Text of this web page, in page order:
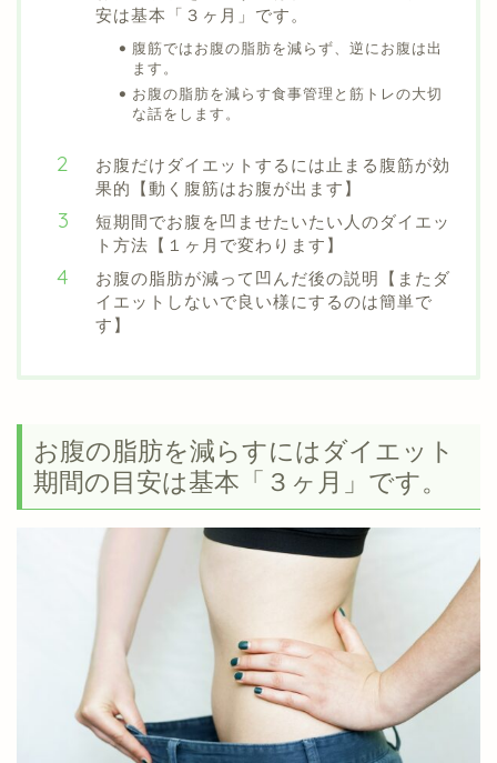
安は基本「３ヶ月」です。
腹筋ではお腹の脂肪を減らず、逆にお腹は出
ます。
お腹の脂肪を減らす食事管理と筋トレの大切
な話をします。
お腹だけダイエットするには止まる腹筋が効
果的【動く腹筋はお腹が出ます】
短期間でお腹を凹ませたいたい人のダイエッ
ト方法【１ヶ月で変わります】
お腹の脂肪が減って凹んだ後の説明【またダ
イエットしないで良い様にするのは簡単で
す】
お腹の脂肪を減らすにはダイエット
期間の目安は基本「３ヶ月」です。